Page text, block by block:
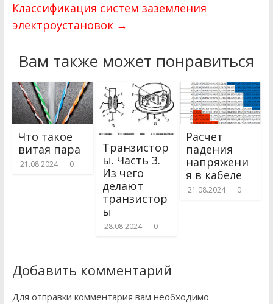
Классификация систем заземления
электроустановок →
Вам также может понравиться
Что такое
витая пара
21.08.2024 0
Транзистор
ы. Часть 3.
Из чего
делают
транзистор
ы
28.08.2024 0
Расчет
падения
напряжени
я в кабеле
21.08.2024 0
Добавить комментарий
Для отправки комментария вам необходимо